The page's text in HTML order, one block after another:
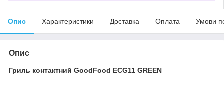
Опис Характеристики Доставка Оплата Умови
Опис
Гриль контактний GoodFood ECG11 GREEN